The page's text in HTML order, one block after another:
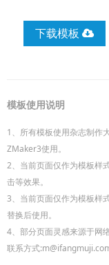
下载模板
模板使用说明
1、所有模板使用杂志制作
ZMaker3使用。
2、当前页面仅作为模板样
击等效果。
3、当前页面仅作为模板样
替换后使用。
4、部分页面灵感来源于网
联系方式